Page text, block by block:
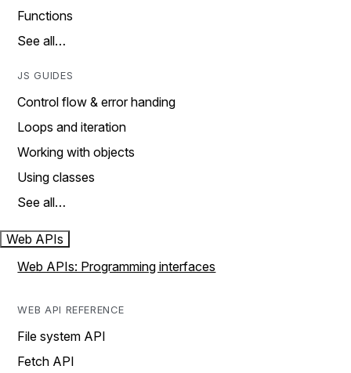
Functions
See all…
JS GUIDES
Control flow & error handing
Loops and iteration
Working with objects
Using classes
See all…
Web APIs
Web APIs: Programming interfaces
WEB API REFERENCE
File system API
Fetch API